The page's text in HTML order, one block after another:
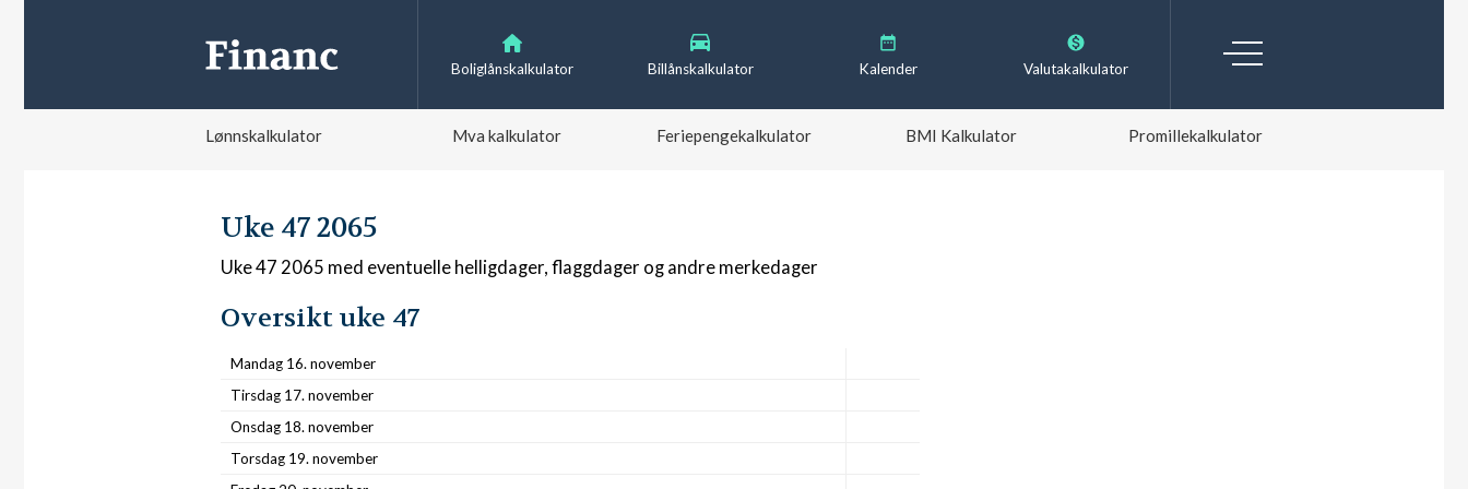
Boliglånskalkulator Billånskalkulator Kalender Valutakalkulator
Lønnskalkulator Mva kalkulator Feriepengekalkulator BMI Kalkulator Promillekalkulator
Uke 47 2065
Uke 47 2065 med eventuelle helligdager, flaggdager og andre merkedager
Oversikt uke 47
Mandag 16. november
Tirsdag 17. november
Onsdag 18. november
Torsdag 19. november